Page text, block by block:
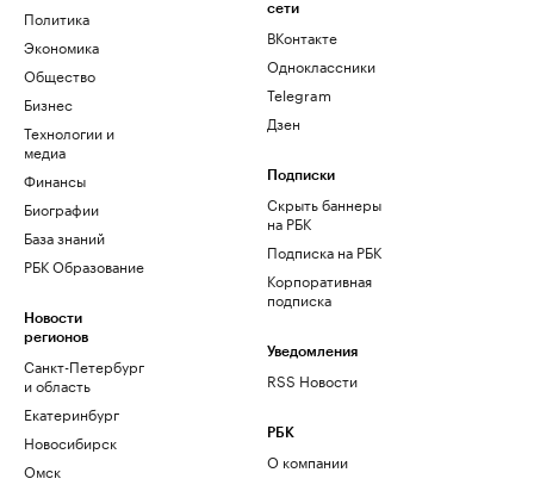
Политика
Экономика
Общество
Бизнес
Технологии и
медиа
Финансы
Биографии
База знаний
РБК Образование
Новости
регионов
Санкт-Петербург
и область
Екатеринбург
Новосибирск
Омск
сети
ВКонтакте
Одноклассники
Telegram
Дзен
Подписки
Скрыть баннеры
на РБК
Подписка на РБК
Корпоративная
подписка
Уведомления
RSS Новости
РБК
О компании